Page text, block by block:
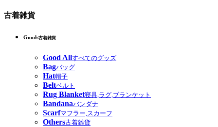
古着雑貨
Goods古着雑貨
Good Allすべてのグッズ
Bagバッグ
Hat帽子
Beltベルト
Rug Blanket寝具,ラグ,ブランケット
Bandanaバンダナ
Scarfマフラー,スカーフ
Others古着雑貨